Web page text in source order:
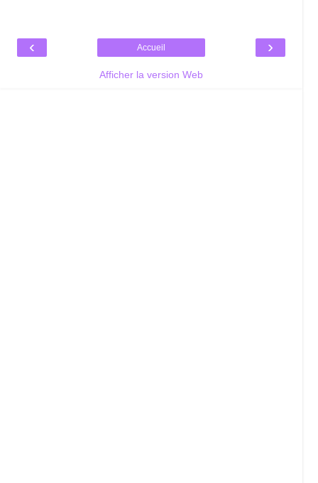
‹ ›
Accueil
Afficher la version Web